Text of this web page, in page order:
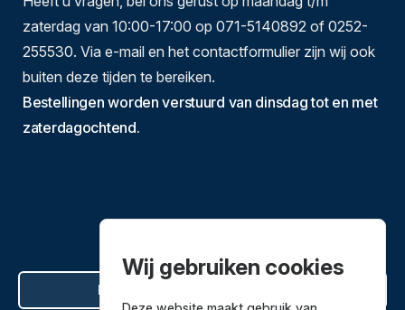
zaterdag van 10:00-17:00 op 071-5140892 of 0252-
255530. Via e-mail en het contactformulier zijn wij ook
buiten deze tijden te bereiken.
Bestellingen worden verstuurd van dinsdag tot en met
zaterdagochtend.
Hier de overeenkomst ontbinden
Wij gebruiken cookies